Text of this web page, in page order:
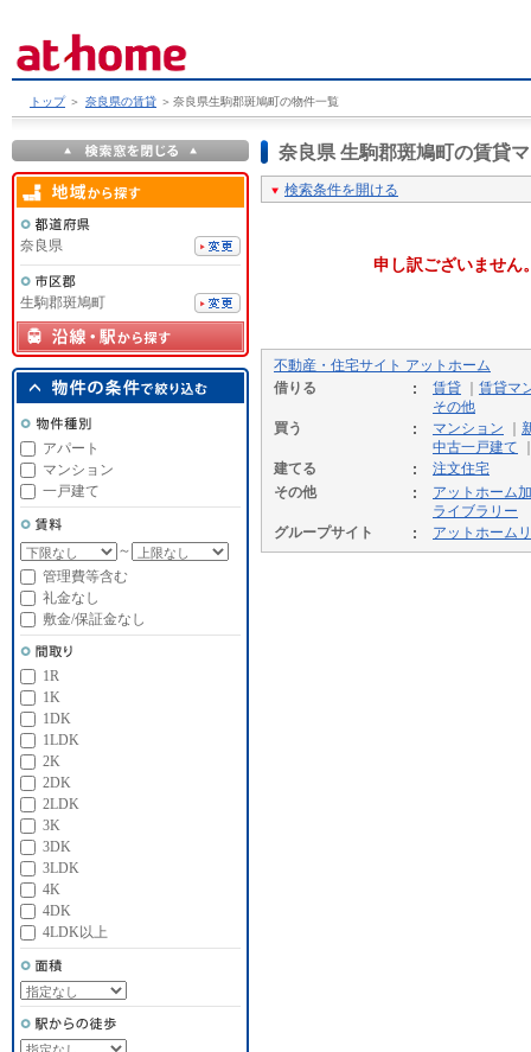
トップ ＞ 奈良県の賃貸 ＞ 奈良県生駒郡斑鳩町の物件一覧
奈良県 生駒郡斑鳩町の賃貸
検索条件を開ける
申し訳ございません
不動産・住宅サイト アットホーム
借りる
賃貸
賃貸マ
その他
買う
マンション
中古一戸建て
建てる
注文住宅
その他
アットホーム
ライブラリー
グループサイト
アットホーム
奈良県
生駒郡斑鳩町
アパート
マンション
一戸建て
～
管理費等含む
礼金なし
敷金/保証金なし
1R
1K
1DK
1LDK
2K
2DK
2LDK
3K
3DK
3LDK
4K
4DK
4LDK以上